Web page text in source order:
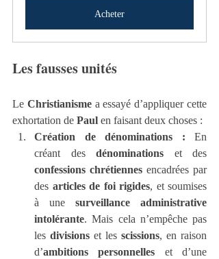
Acheter
Les fausses unités
Le Christianisme a essayé d’appliquer cette
exhortation de Paul en faisant deux choses :
Création de dénominations : En
créant des dénominations
confessions chrétiennes encadrées par
des articles de foi rigides, et soumises
à une surveillance administrative
intolérante. Mais cela n’empêche pas
les divisions et les scissions, en raison
d’ambitions personnelles